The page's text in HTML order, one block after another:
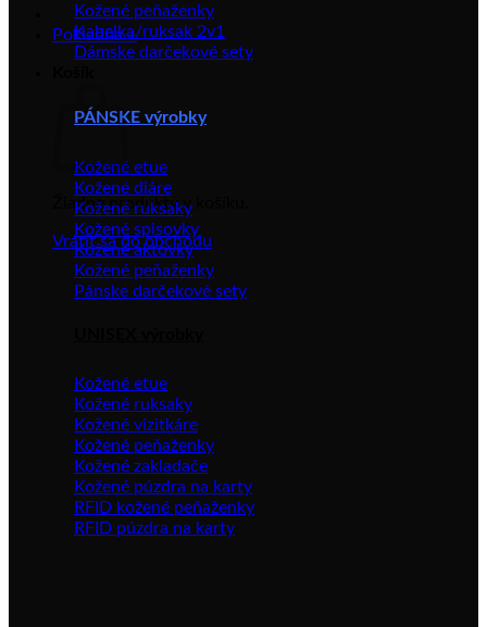
Pokladňa +
Žiadne produkty v košíku.
Vrátiť sa do obchodu
Kožené peňaženky
Kabelka/ruksak 2v1
Dámske darčekové sety
PÁNSKE výrobky
Kožené etue
Kožené diáre
Kožené ruksaky
Kožené spisovky
Kožené aktovky
Kožené peňaženky
Pánske darčekové sety
Kožené etue
Kožené ruksaky
Kožené vizitkáre
Kožené peňaženky
Kožené zakladače
Kožené púzdra na karty
RFID kožené peňaženky
RFID púzdra na karty